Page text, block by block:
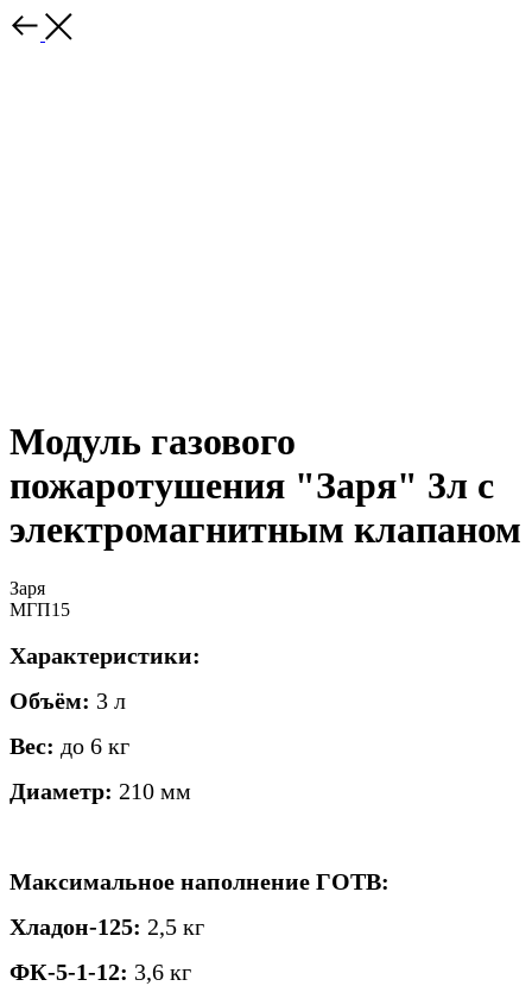
Модуль газового
пожаротушения "Заря" 3л с
электромагнитным клапаном
Заря
МГП15
Характеристики:
Объём: 3 л
Вес: до 6 кг
Диаметр: 210 мм
Максимальное наполнение ГОТВ:
Хладон-125: 2,5 кг
ФК-5-1-12: 3,6 кг